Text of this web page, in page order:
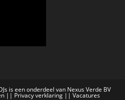
is een onderdeel van Nexus Verde BV
|| Privacy verklaring || Vacatures